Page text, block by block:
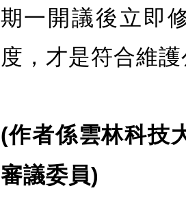
期一開議後立即
度，才是符合維
(作者係雲林科技
審議委員)